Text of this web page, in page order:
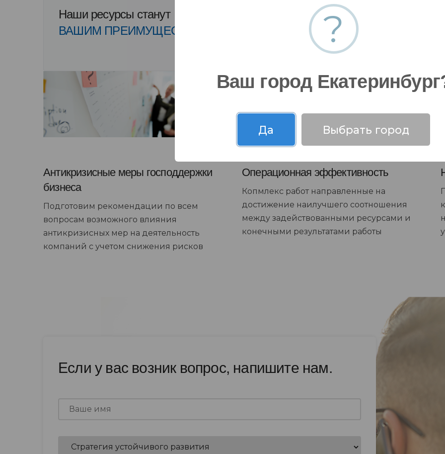
Наши ресурсы станут
ВАШИМ ПРЕИМУЩЕСТВОМ
Антикризисные меры господдержки
бизнеса
Подготовим рекомендации по всем
вопросам возможного влияния
антикризисных мер на деятельность
компаний с учетом снижения рисков
Операционная эффективность
Копмлекс работ направленные на
достижение наилучшего соотношения
между задействованными ресурсами и
конечными результатами работы
Если у вас возник вопрос, напишите нам.
?
Ваш город
Да Выбрать город